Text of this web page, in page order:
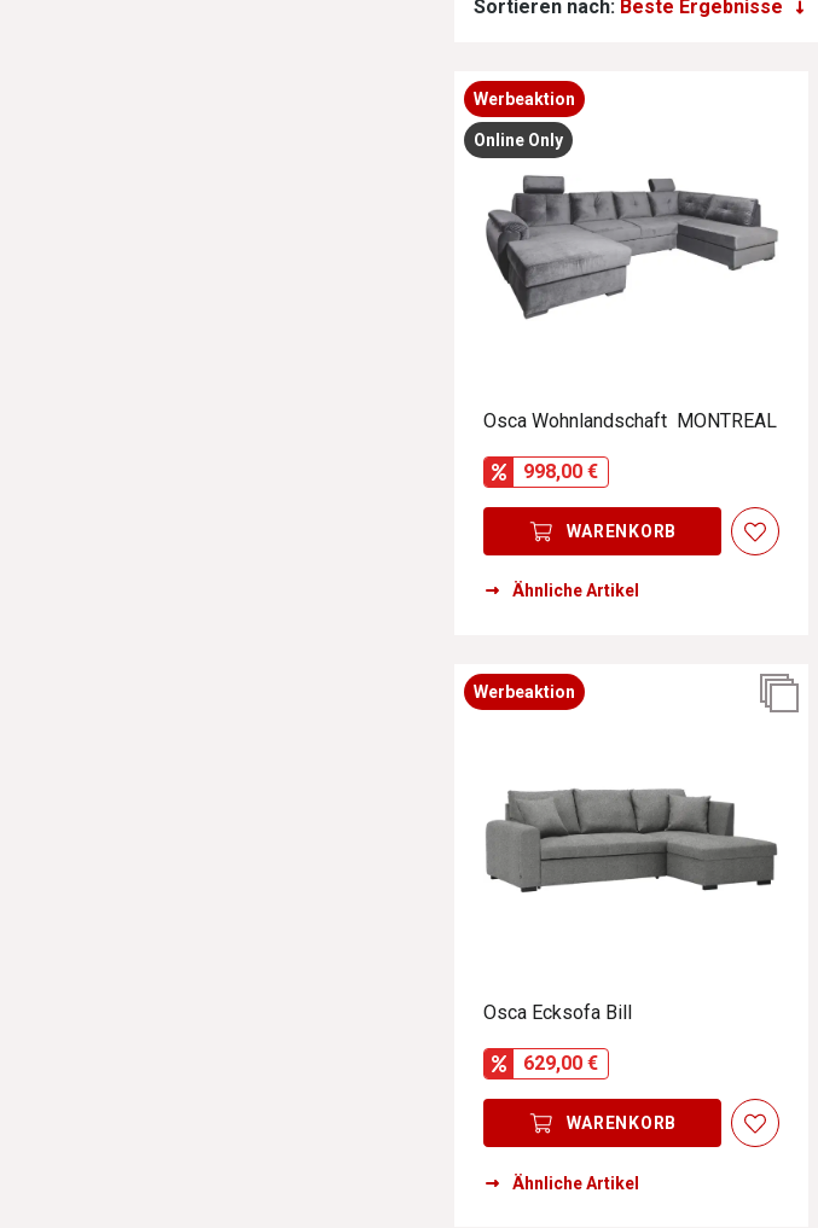
Sortieren nach:
Werbeaktion
Online Only
Osca Wohnlandschaft MONTREAL
998,00 €
WARENKORB
Ähnliche Artikel
Werbeaktion
Osca Ecksofa Bill
629,00 €
WARENKORB
Ähnliche Artikel